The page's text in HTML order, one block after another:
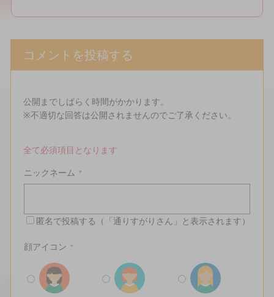
コメントを投稿する
公開までしばらく時間がかかります。
※不適切な回答は公開されませんのでご了承ください。
全て必須項目となります
ニックネーム *
匿名で投稿する（「通りすがりさん」と表示されます）
顔アイコン *